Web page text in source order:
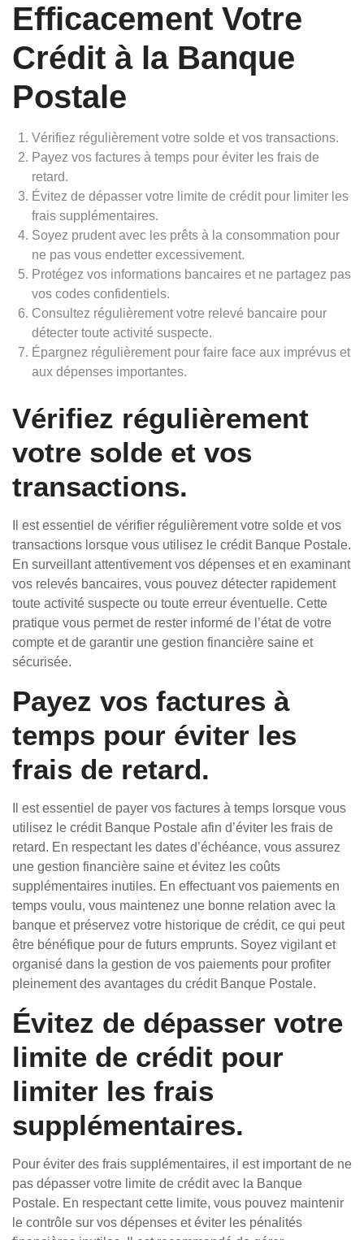
Efficacement Votre
Crédit à la Banque
Postale
Vérifiez régulièrement votre solde et vos transactions.
Payez vos factures à temps pour éviter les frais de
retard.
Évitez de dépasser votre limite de crédit pour limiter les
frais supplémentaires.
Soyez prudent avec les prêts à la consommation pour
ne pas vous endetter excessivement.
Protégez vos informations bancaires et ne partagez pas
vos codes confidentiels.
Consultez régulièrement votre relevé bancaire pour
détecter toute activité suspecte.
Épargnez régulièrement pour faire face aux imprévus et
aux dépenses importantes.
Vérifiez régulièrement
votre solde et vos
transactions.
Il est essentiel de vérifier régulièrement votre solde et vos
transactions lorsque vous utilisez le crédit Banque Postale.
En surveillant attentivement vos dépenses et en examinant
vos relevés bancaires, vous pouvez détecter rapidement
toute activité suspecte ou toute erreur éventuelle. Cette
pratique vous permet de rester informé de l’état de votre
compte et de garantir une gestion financière saine et
sécurisée.
Payez vos factures à
temps pour éviter les
frais de retard.
Il est essentiel de payer vos factures à temps lorsque vous
utilisez le crédit Banque Postale afin d’éviter les frais de
retard. En respectant les dates d’échéance, vous assurez
une gestion financière saine et évitez les coûts
supplémentaires inutiles. En effectuant vos paiements en
temps voulu, vous maintenez une bonne relation avec la
banque et préservez votre historique de crédit, ce qui peut
être bénéfique pour de futurs emprunts. Soyez vigilant et
organisé dans la gestion de vos paiements pour profiter
pleinement des avantages du crédit Banque Postale.
Évitez de dépasser votre
limite de crédit pour
limiter les frais
supplémentaires.
Pour éviter des frais supplémentaires, il est important de ne
pas dépasser votre limite de crédit avec la Banque
Postale. En respectant cette limite, vous pouvez maintenir
le contrôle sur vos dépenses et éviter les pénalités